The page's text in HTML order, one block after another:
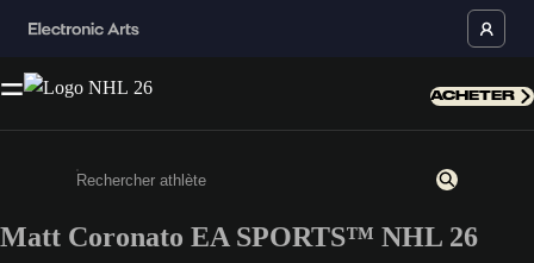
ACHETER
Saisissez au moins 3 caractères ou chiffres.
Matt Coronato EA SPORTS™ NHL 26